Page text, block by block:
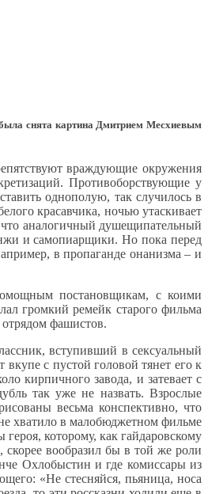
снята картина Дмитрием Месхиевым
враждующие окружения
Противоборствующие у
однополую, так случилось в
красавчика, ночью утаскивает
аналогичный душещипательный
и самопиарщики. Но пока перед
в пропаганде онанизма – и
постановщикам, с коими
громкий ремейк старого фильма
фашистов.
вступивший в сексуальный
с пустой головой тянет его к
кирпичного завода, и затевает с
так уже не назвать. Взрослые
весьма конспективно, что
хватило в малобюджетном фильме
которому, как гайдаровскому
вообразил бы в той же роли
Охлобыстин и где комиссары из
«Не стесняйся, пьяница, носа